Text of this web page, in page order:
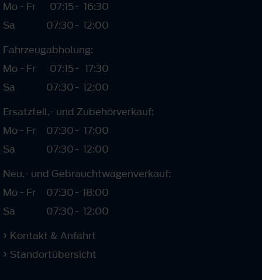
Mo - Fr
07:15- 16:30
Sa
07:30- 12:00
Fahrzeugabholung:
Mo - Fr
07:15- 17:30
Sa
07:30- 12:00
Ersatzteil.- und Zubehörverkauf:
Mo - Fr
07:30- 17:00
Sa
07:30- 12:00
Neu.- und Gebrauchtwagenverkauf:
Mo - Fr
07:30- 18:00
Sa
07:30- 12:00
Kontakt & Anfahrt
Standortübersicht